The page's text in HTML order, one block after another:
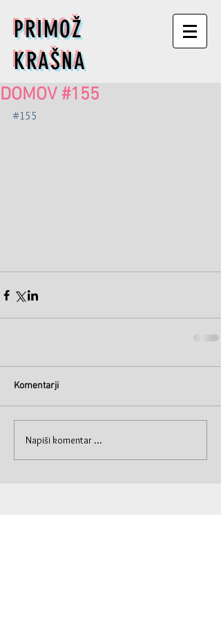
PRIMOŽ
KRAŠNA
DOMOV #155
#155
Komentarji
Napiši komentar ...